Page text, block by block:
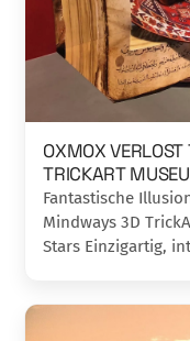
OXMOX
TRICKART
Fantastische
Mindways 3D
Stars Einzigartig,